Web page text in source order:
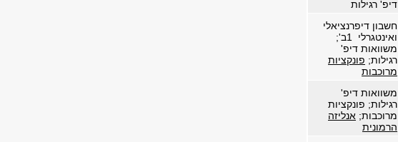
דיפ' רגילות
חשבון דיפרנציאלי
ואינטגרלי 1ב';
משוואות דיפ'
רגילות; פונקציות
מרוכבות
משוואות דיפ'
רגילות; פונקציות
מרוכבות; אנליזה
הרמונית